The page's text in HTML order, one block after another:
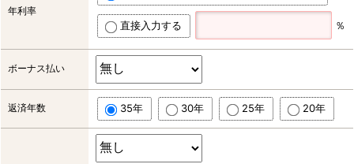
年利率
直接入力する ％
ボーナス払い
返済年数 35年 30年 25年 20年